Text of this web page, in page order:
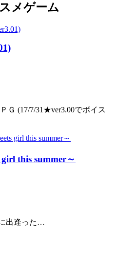
メゲーム
Ｇ (17/7/31★ver3.00でボイス
this summer～
出逢った…